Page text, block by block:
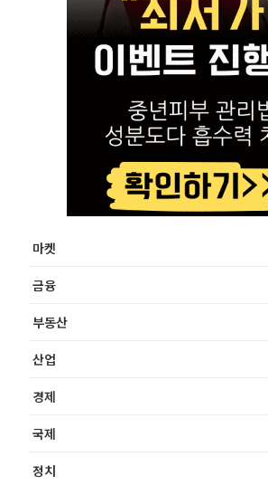
마켓
금융
부동산
산업
경제
국제
정치